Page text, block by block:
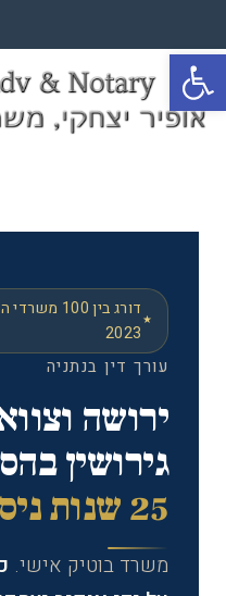
פתח סרגל נגישות
דורג בין
2023
עורך דין בנתניה
ירושה
גירושין
25 שנות ניסיון
משרד בוטיק אישי.